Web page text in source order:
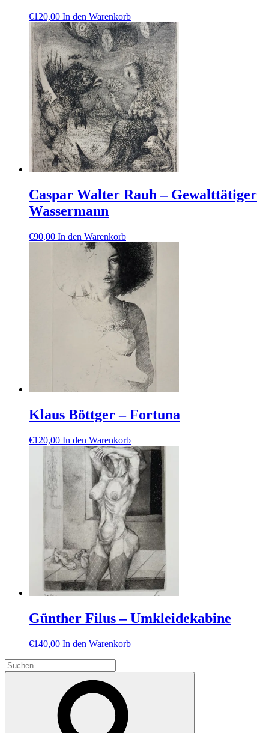
€120,00 In den Warenkorb
Caspar Walter Rauh – Gewalttätiger
Wassermann
€90,00 In den Warenkorb
Klaus Böttger – Fortuna
€120,00 In den Warenkorb
Günther Filus – Umkleidekabine
€140,00 In den Warenkorb
Suche
nach: